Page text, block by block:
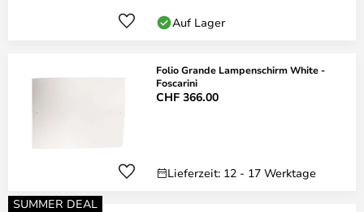
Auf Lager
Folio Grande Lampenschirm White -
Foscarini
CHF 366.00
Lieferzeit: 12 - 17 Werktage
SUMMER DEAL